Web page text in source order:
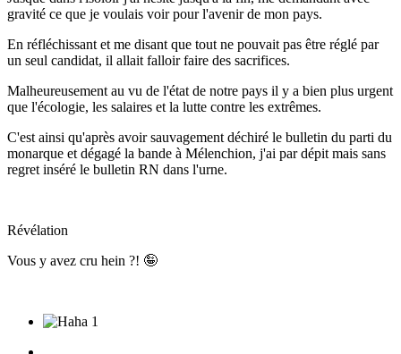
gravité ce que je voulais voir pour l'avenir de mon pays.
En réfléchissant et me disant que tout ne pouvait pas être réglé par
un seul candidat, il allait falloir faire des sacrifices.
Malheureusement au vu de l'état de notre pays il y a bien plus urgent
que l'écologie, les salaires et la lutte contre les extrêmes.
C'est ainsi qu'après avoir sauvagement déchiré le bulletin du parti du
monarque et dégagé la bande à Mélenchion, j'ai par dépit mais sans
regret inséré le bulletin RN dans l'urne.
Révélation
Vous y avez cru hein ?! 🤪
1